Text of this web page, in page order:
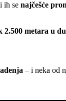
ih se najčešće
2.500 metara u
– i neka od